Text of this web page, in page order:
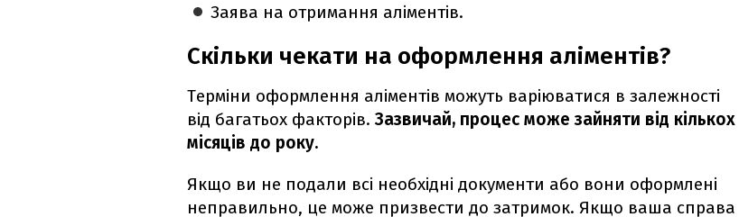
Заява на отримання аліментів.
Скільки чекати на оформлення аліментів?
Терміни оформлення аліментів можуть варіюватися в залежності
від багатьох факторів. Зазвичай, процес може зайняти від кількох
місяців до року.
Якщо ви не подали всі необхідні документи або вони оформлені
неправильно, це може призвести до затримок. Якщо ваша справа